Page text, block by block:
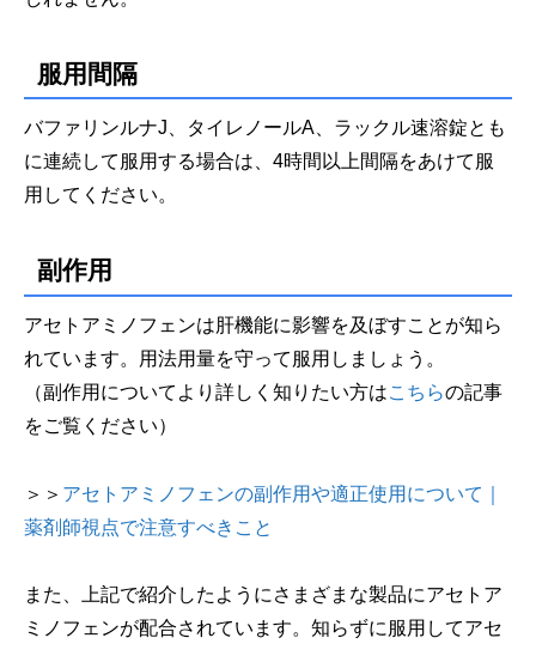
服用間隔
バファリンルナJ、タイレノールA、ラックル速溶錠とも
に連続して服用する場合は、4時間以上間隔をあけて服
用してください。
副作用
アセトアミノフェンは肝機能に影響を及ぼすことが知ら
れています。用法用量を守って服用しましょう。
（副作用についてより詳しく知りたい方はこちらの記事
をご覧ください）
＞＞ アセトアミノフェンの副作用や適正使用について｜
薬剤師視点で注意すべきこと
また、上記で紹介したようにさまざまな製品にアセトア
ミノフェンが配合されています。知らずに服用してアセ